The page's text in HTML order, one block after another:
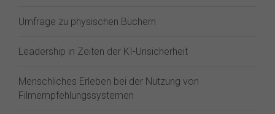
Umfrage zu physischen Büchern
Leadership in Zeiten der KI-Unsicherheit
Menschliches Erleben bei der Nutzung von
Filmempfehlungssystemen